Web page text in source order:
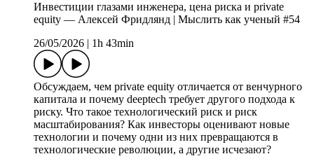
Инвестиции глазами инженера, цена риска и private
equity — Алексей Фридлянд | Мыслить как ученый #54
26/05/2026
1h 43min
Обсуждаем, чем private equity отличается от венчурного
капитала и почему deeptech требует другого подхода к
риску. Что такое технологический риск и риск
масштабирования? Как инвесторы оценивают новые
технологии и почему одни из них превращаются в
технологические революции, а другие исчезают?